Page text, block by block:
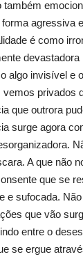
também
agressiva
é como
devastadora
algo invisível e
privados
que outrora
surge agora
A que não
que se
e sufocada.
que vão
entre o
se ergue